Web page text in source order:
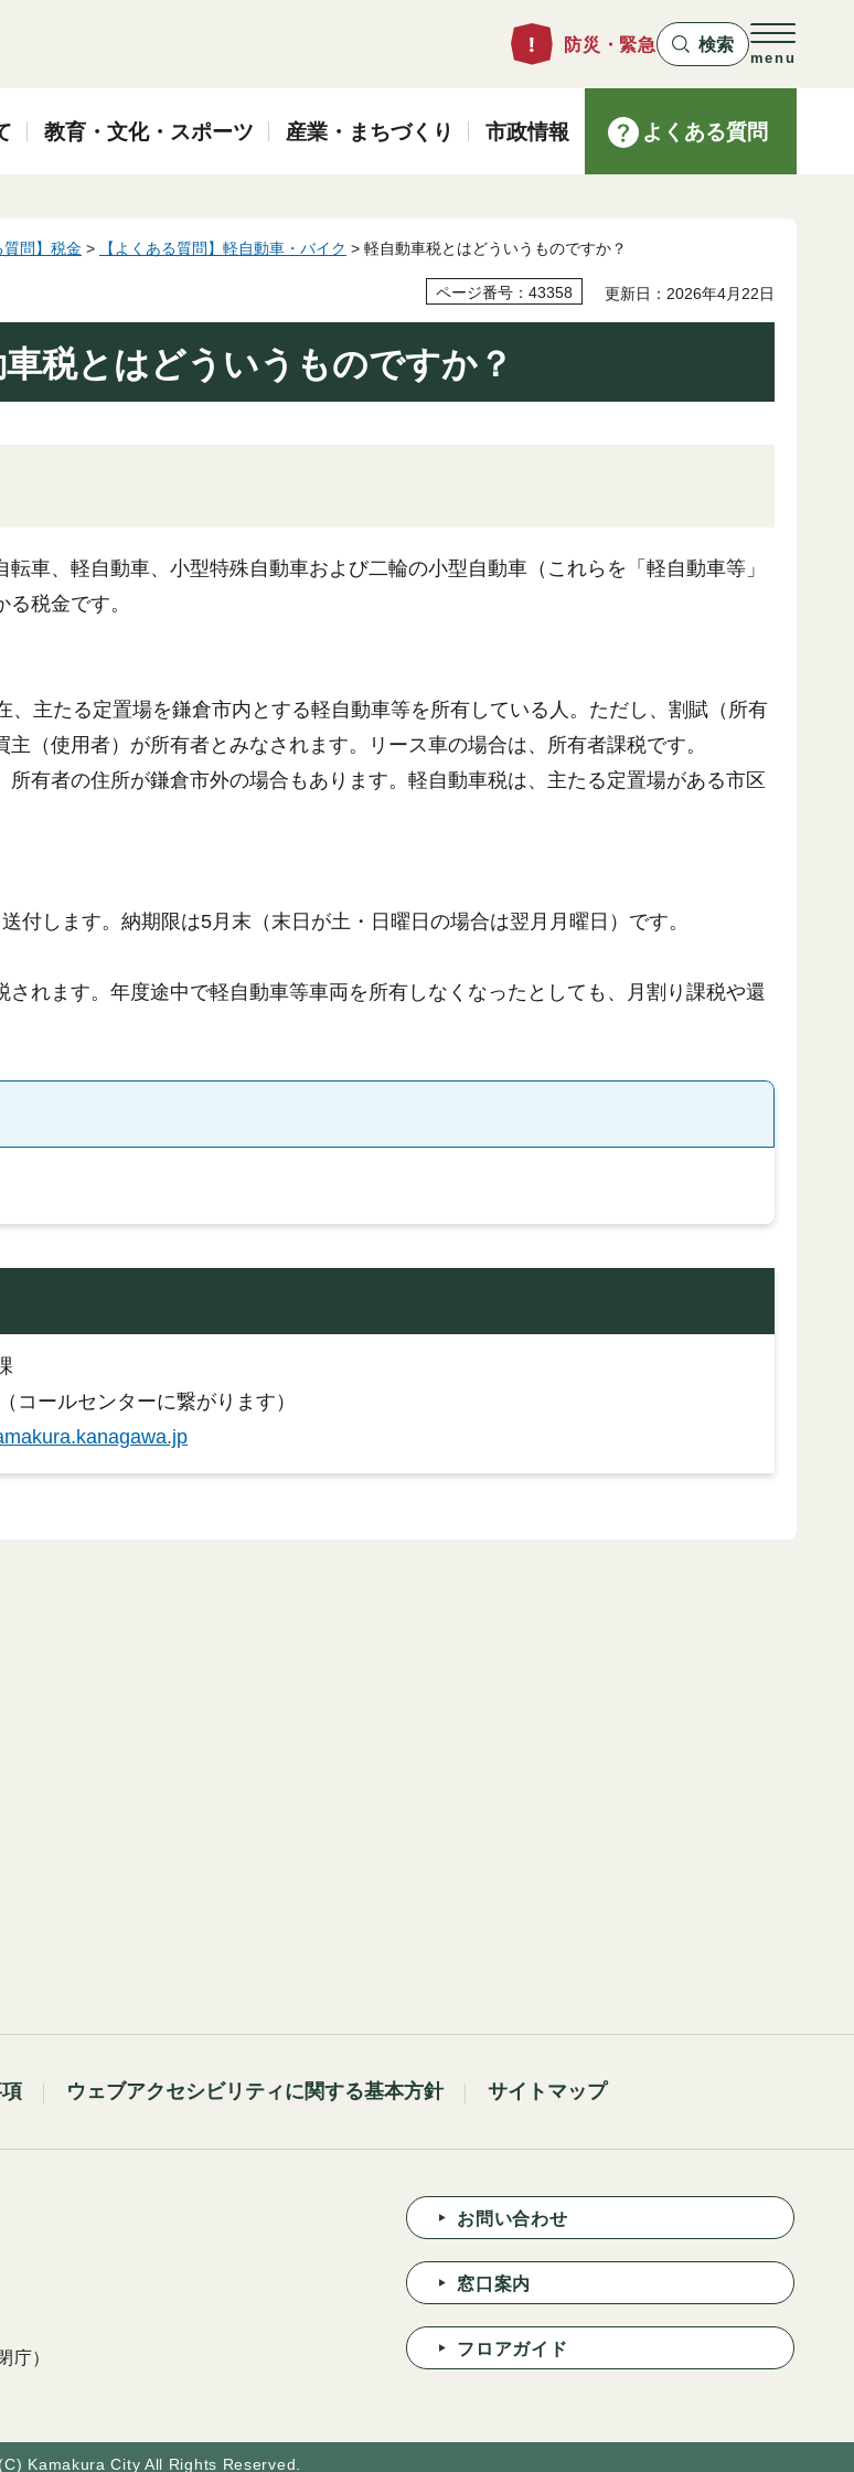
防災・緊急 検索
menu
教育・文化・スポーツ 産業・まちづくり 市政情報 よくある質問
質問】税金 > 【よくある質問】軽自動車・バイク > 軽自動車税とはどういうものですか？
ページ番号：43358 更新日：2026年4月22日
税とはどういうものですか？
車、軽自動車、小型特殊自動車および二輪の小型自動車（これらを「軽自動車等」
税金です。
、主たる定置場を鎌倉市内とする軽自動車等を所有している人。ただし、割賦（所有
（使用者）が所有者とみなされます。リース車の場合は、所有者課税です。
所有者の住所が鎌倉市外の場合もあります。軽自動車税は、主たる定置場がある市区
付します。納期限は5月末（末日が土・日曜日の場合は翌月月曜日）です。
されます。年度途中で軽自動車等車両を所有しなくなったとしても、月割り課税や還
コールセンターに繋がります）
ウェブアクセシビリティに関する基本方針 サイトマップ
庁）
お問い合わせ
窓口案内
フロアガイド
Kamakura City All Rights Reserved.